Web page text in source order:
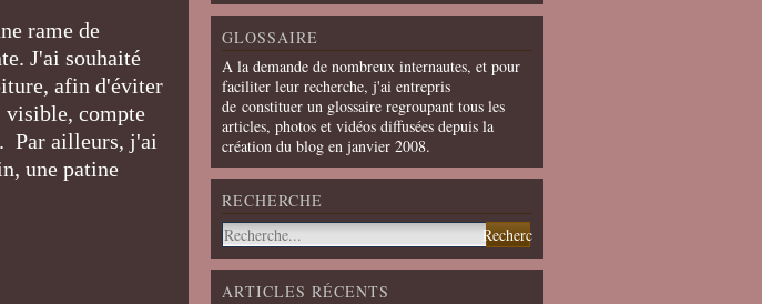
rame de
J'ai souhaité
afin d'éviter
visible, compte
Par ailleurs, j'ai
une patine
GLOSSAIRE
A la demande de nombreux internautes, et pour
faciliter leur recherche, j'ai entrepris
de constituer un glossaire regroupant tous les
articles, photos et vidéos diffusées depuis la
création du blog en janvier 2008.
RECHERCHE
ARTICLES RÉCENTS